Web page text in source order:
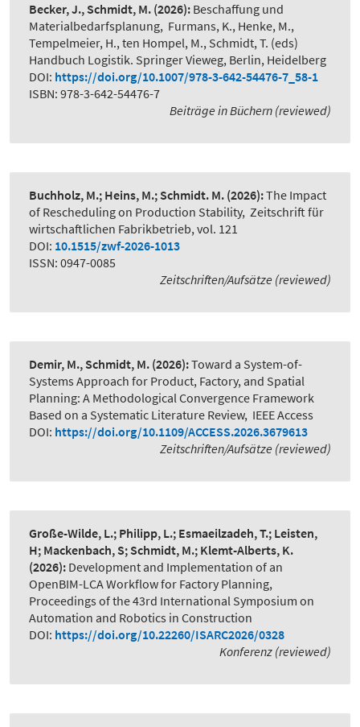
Becker, J., Schmidt, M. (2026): Beschaffung und
Materialbedarfsplanung, Furmans, K., Henke, M.,
Tempelmeier, H., ten Hompel, M., Schmidt, T. (eds)
Handbuch Logistik. Springer Vieweg, Berlin, Heidelberg
DOI: https://doi.org/10.1007/978-3-642-54476-7_58-1
ISBN: 978-3-642-54476-7
Beiträge in Büchern (reviewed)
Buchholz, M.; Heins, M.; Schmidt. M. (2026):The Impact
of Rescheduling on Production Stability, Zeitschrift für
wirtschaftlichen Fabrikbetrieb, vol. 121
DOI: 10.1515/zwf-2026-1013
ISSN: 0947-0085
Zeitschriften/Aufsätze (reviewed)
Demir, M., Schmidt, M. (2026):Toward a System-of-
Systems Approach for Product, Factory, and Spatial
Planning: A Methodological Convergence Framework
Based on a Systematic Literature Review, IEEE Access
DOI: https://doi.org/10.1109/ACCESS.2026.3679613
Zeitschriften/Aufsätze (reviewed)
Große-Wilde, L.; Philipp, L.; Esmaeilzadeh, T.; Leisten,
H; Mackenbach, S; Schmidt, M.; Klemt-Alberts, K.
(2026): Development and Implementation of an
OpenBIM-LCA Workflow for Factory Planning,
Proceedings of the 43rd International Symposium on
Automation and Robotics in Construction
DOI: https://doi.org/10.22260/ISARC2026/0328
Konferenz (reviewed)